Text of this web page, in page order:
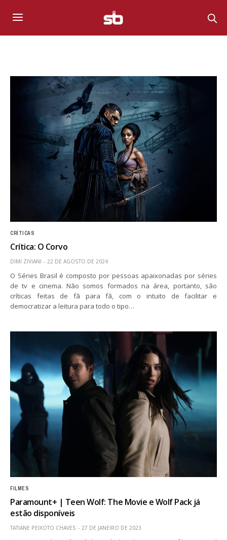
CRÍTICAS
Crítica: O Corvo
DIMI ZIVIANI 22 DE AGOSTO DE 2024
O Séries Brasil é composto por pessoas apaixonadas por séries
de tv e cinema. Não somos formados na área, portanto, são
críticas feitas de fã para fã, com o intuito de facilitar e
democratizar a leitura para todo o tipo…
FILMES
Paramount+ | Teen Wolf: The Movie e Wolf Pack já
estão disponíveis
TATIANE PEIXOTO CHAVES 27 DE JANEIRO DE 2023